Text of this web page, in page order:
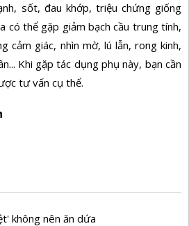
sốt, đau khớp, triệu chứng giống
có thể gặp giảm bạch cầu trung tính,
cảm giác, nhìn mờ, lú lẫn, rong kinh,
Khi gặp tác dụng phụ này, bạn cần
tư vấn cụ thể.
không nên ăn dứa